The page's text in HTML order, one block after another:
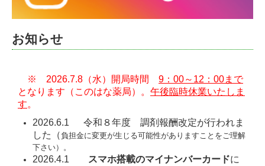
お知らせ
※ 2026.7.8（水）開局時間 9：00～12：00まで
となります（このはな薬局）。 午後臨時休業いたしま
す。
2026.6.1 令和８年度 調剤報酬改定が行われま
した（負担金に変更が生じる可能性がありますことをご理解
下さい）。
2026.4.1 スマホ搭載のマイナンバーカードに